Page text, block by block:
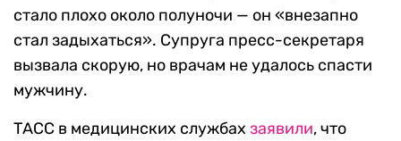
стало плохо около полуночи — он «внезапно
стал задыхаться». Супруга пресс-секретаря
вызвала скорую, но врачам не удалось спасти
мужчину.
ТАСС в медицинских службах заявили, что